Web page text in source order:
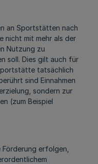
an Sportstätten nach
nicht mit mehr als der
Nutzung zu
soll. Dies gilt auch für
tatsächlich
sind Einnahmen
sondern zur
(zum Beispiel
erfolgen,